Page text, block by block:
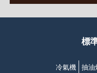
(堅尼地城地鐵站B出口)
(10:00am-20:30pm)
營業時間:
香港香港仔成都道20-28號
(黃竹坑地鐵站轉4M專線小巴)
標
冷氣機 抽油